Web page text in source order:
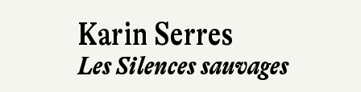
Karin Serres
Les Silences sauvages